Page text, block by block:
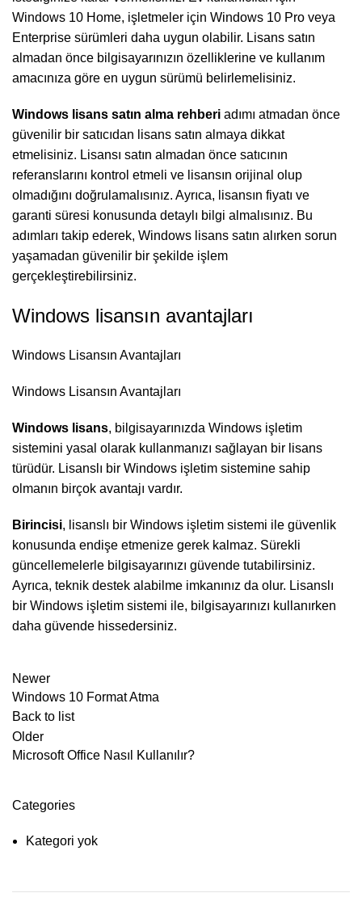
Windows 10 Home, işletmeler için Windows 10 Pro veya
Enterprise sürümleri daha uygun olabilir. Lisans satın
almadan önce bilgisayarınızın özelliklerine ve kullanım
amacınıza göre en uygun sürümü belirlemelisiniz.
Windows lisans satın alma rehberi adımı atmadan önce
güvenilir bir satıcıdan lisans satın almaya dikkat
etmelisiniz. Lisansı satın almadan önce satıcının
referanslarını kontrol etmeli ve lisansın orijinal olup
olmadığını doğrulamalısınız. Ayrıca, lisansın fiyatı ve
garanti süresi konusunda detaylı bilgi almalısınız. Bu
adımları takip ederek, Windows lisans satın alırken sorun
yaşamadan güvenilir bir şekilde işlem
gerçekleştirebilirsiniz.
Windows lisansın avantajları
Windows Lisansın Avantajları
Windows Lisansın Avantajları
Windows lisans, bilgisayarınızda Windows işletim
sistemini yasal olarak kullanmanızı sağlayan bir lisans
türüdür. Lisanslı bir Windows işletim sistemine sahip
olmanın birçok avantajı vardır.
Birincisi, lisanslı bir Windows işletim sistemi ile güvenlik
konusunda endişe etmenize gerek kalmaz. Sürekli
güncellemelerle bilgisayarınızı güvende tutabilirsiniz.
Ayrıca, teknik destek alabilme imkanınız da olur. Lisanslı
bir Windows işletim sistemi ile, bilgisayarınızı kullanırken
daha güvende hissedersiniz.
Newer
Windows 10 Format Atma
Back to list
Older
Microsoft Office Nasıl Kullanılır?
Categories
Kategori yok